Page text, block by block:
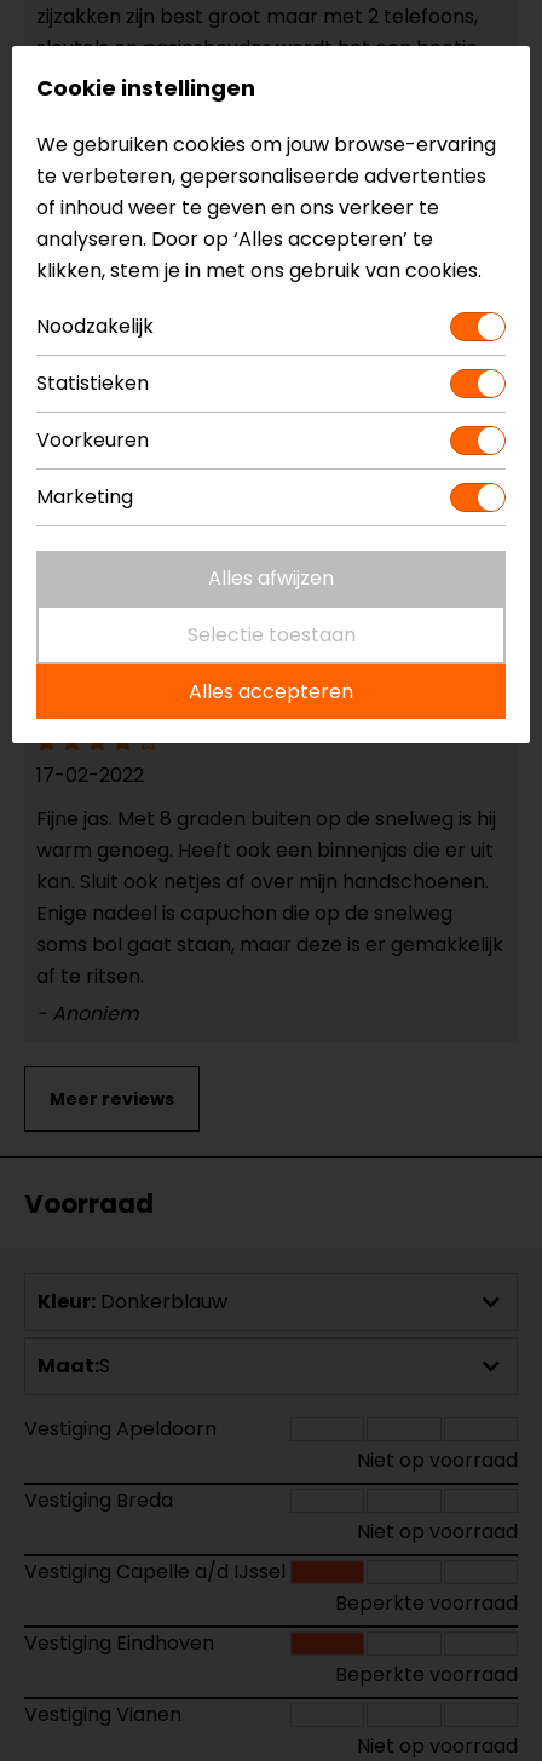
zijzakken zijn best groot maar met 2 telefoons,
sleutels en pasjeshouder wordt het een beetje
rommelig en vol. Het klittenband op de mouw
zou eigenlijk verder door moeten lopen zodat het
sluitlipje blijft plakken wanneer deze op de
ruimste stand staat.
- Lankhaar
16-03-2025
Flexibel draagt lekker makkelijk, geen last van
bescherming protectors en moderne capuchon
lekker in je nek tijdens rit en heerlijk winddicht en
warm ook bij 6 graden , zeer tevreden!!!
- Zaman
geen toelichting gegeven
- koot
17-02-2022
Fijne jas. Met 8 graden buiten op de snelweg is hij
warm genoeg. Heeft ook een binnenjas die er uit
kan. Sluit ook netjes af over mijn handschoenen.
Enige nadeel is capuchon die op de snelweg
soms bol gaat staan, maar deze is er gemakkelijk
af te ritsen.
- Anoniem
Voorraad
Kleur: Donkerblauw
Maat:S
Vestiging Apeldoorn
Niet op voorraad
Vestiging Breda
Niet op voorraad
Vestiging Capelle a/d IJssel
Beperkte voorraad
Vestiging Eindhoven
Beperkte voorraad
Vestiging Vianen
Niet op voorraad
Cookie instellingen
We gebruiken cookies om jouw browse-ervaring
te verbeteren, gepersonaliseerde advertenties
of inhoud weer te geven en ons verkeer te
analyseren. Door op ‘Alles accepteren’ te
klikken, stem je in met ons gebruik van cookies.
Noodzakelijk
Statistieken
Voorkeuren
Marketing
Alles afwijzen
Selectie toestaan
Alles accepteren